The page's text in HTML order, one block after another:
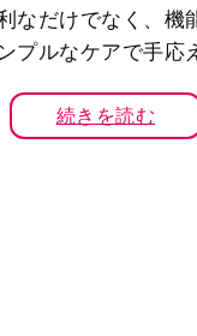
なだけでなく、機
プルなケアで手応
続きを読む